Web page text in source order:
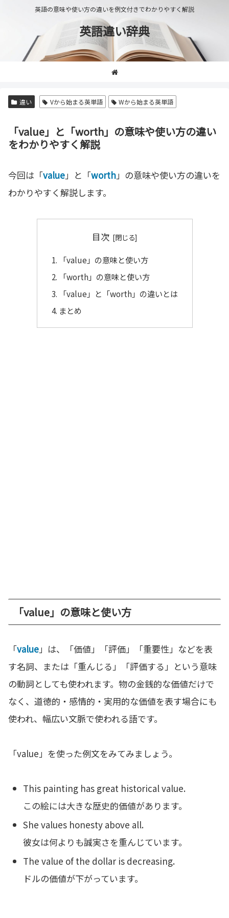
英語の意味や使い方の違いを例文付きでわかりやすく解説
英語違い辞典
違い Vから始まる英単語 Wから始まる英単語
「value」と「worth」の意味や使い方の違い
をわかりやすく解説
今回は「value」と「worth」の意味や使い方の違いを
わかりやすく解説します。
目次
「value」の意味と使い方
「worth」の意味と使い方
「value」と「worth」の違いとは
まとめ
「value」の意味と使い方
「value」は、「価値」「評価」「重要性」などを表
す名詞、または「重んじる」「評価する」という意味
の動詞としても使われます。物の金銭的な価値だけで
なく、道徳的・感情的・実用的な価値を表す場合にも
使われ、幅広い文脈で使われる語です。
「value」を使った例文をみてみましょう。
This painting has great historical value.
この絵には大きな歴史的価値があります。
She values honesty above all.
彼女は何よりも誠実さを重んじています。
The value of the dollar is decreasing.
ドルの価値が下がっています。